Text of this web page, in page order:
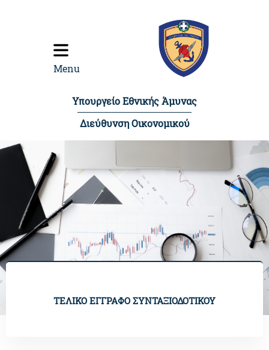
Menu
Υπουργείο Εθνικής Άμυνας
Διεύθυνση Οικονομικού
ΤΕΛΙΚΟ ΕΓΓΡΑΦΟ ΣΥΝΤΑΞΙΟΔΟΤΙΚΟΥ